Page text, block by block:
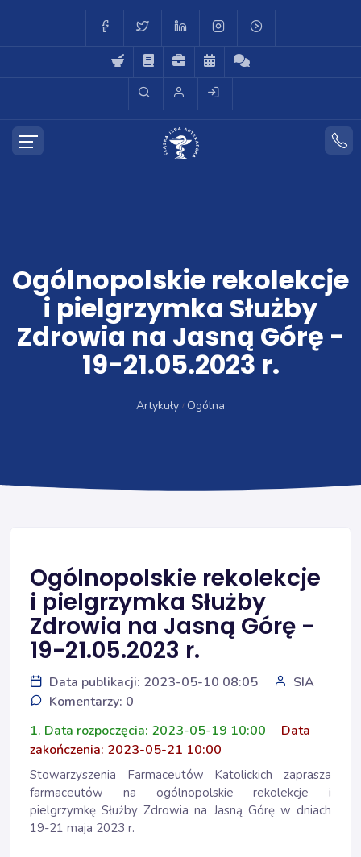
Ogólnopolskie rekolekcje
i pielgrzymka Służby
Zdrowia na Jasną Górę -
19-21.05.2023 r.
Artykuły Ogólna
Ogólnopolskie rekolekcje
i pielgrzymka Służby
Zdrowia na Jasną Górę -
19-21.05.2023 r.
Data publikacji: 2023-05-10 08:05
SIA
Komentarzy: 0
1. Data rozpoczęcia: 2023-05-19 10:00
Data
zakończenia: 2023-05-21 10:00
Stowarzyszenia Farmaceutów Katolickich zaprasza
farmaceutów na ogólnopolskie rekolekcje i
pielgrzymkę Służby Zdrowia na Jasną Górę w dniach
19-21 maja 2023 r.